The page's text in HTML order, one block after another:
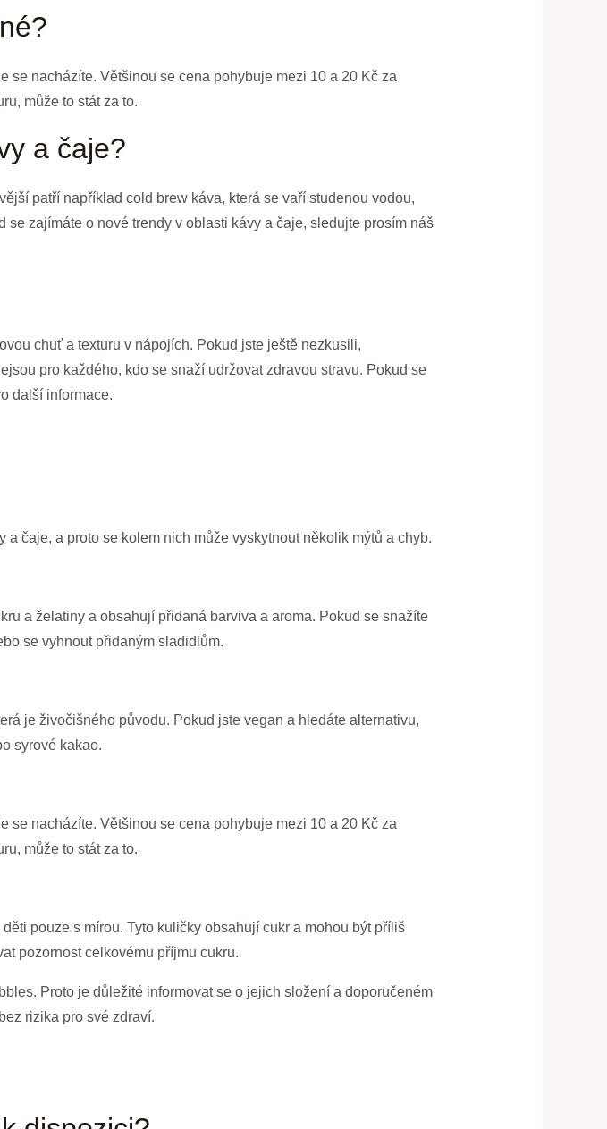
se nacházíte. Většinou se cena pohybuje mezi 10 a 20 Kč za
může to stát za to.
a čaje?
patří například cold brew káva, která se vaří studenou vodou,
zajímáte o nové trendy v oblasti kávy a čaje, sledujte prosím náš
chuť a texturu v nápojích. Pokud jste ještě nezkusili,
pro každého, kdo se snaží udržovat zdravou stravu. Pokud se
další informace.
čaje, a proto se kolem nich může vyskytnout několik mýtů a chyb.
a želatiny a obsahují přidaná barviva a aroma. Pokud se snažíte
se vyhnout přidaným sladidlům.
je živočišného původu. Pokud jste vegan a hledáte alternativu,
syrové kakao.
se nacházíte. Většinou se cena pohybuje mezi 10 a 20 Kč za
může to stát za to.
pouze s mírou. Tyto kuličky obsahují cukr a mohou být příliš
pozornost celkovému příjmu cukru.
Proto je důležité informovat se o jejich složení a doporučeném
rizika pro své zdraví.